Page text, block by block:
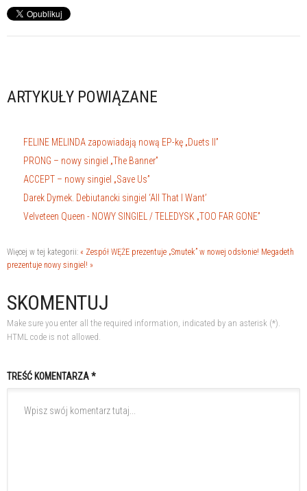
ARTYKUŁY POWIĄZANE
FELINE MELINDA zapowiadają nową EP-kę „Duets II”
PRONG – nowy singiel „The Banner”
ACCEPT – nowy singiel „Save Us”
Darek Dymek. Debiutancki singiel ‘All That I Want’
Velveteen Queen - NOWY SINGIEL / TELEDYSK „TOO FAR GONE”
Więcej w tej kategorii: « Zespół WĘŻE prezentuje „Smutek” w nowej odsłonie! Megadeth
prezentuje nowy singiel! »
SKOMENTUJ
Make sure you enter all the required information, indicated by an asterisk (*).
HTML code is not allowed.
TREŚĆ KOMENTARZA *